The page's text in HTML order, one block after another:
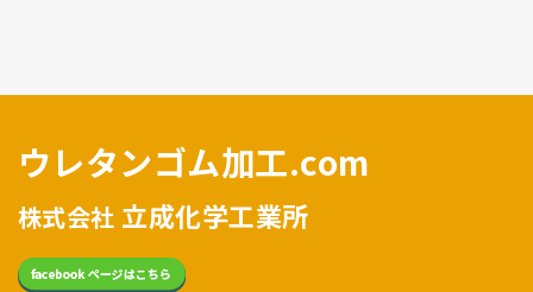
ウレタンゴム加工.com
株式会社 立成化学工業所